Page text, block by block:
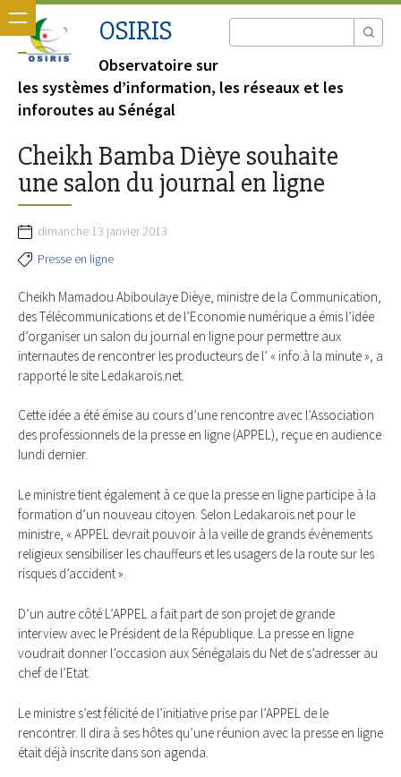
OSIRIS
Observatoire sur
les systèmes d’information, les réseaux et les
inforoutes au Sénégal
Cheikh Bamba Dièye souhaite
une salon du journal en ligne
dimanche 13 janvier 2013
Presse en ligne
Cheikh Mamadou Abiboulaye Dièye, ministre de la Communication,
des Télécommunications et de l’Economie numérique a émis l’idée
d’organiser un salon du journal en ligne pour permettre aux
internautes de rencontrer les producteurs de l’ « info à la minute », a
rapporté le site Ledakarois.net.
Cette idée a été émise au cours d’une rencontre avec l’Association
des professionnels de la presse en ligne (APPEL), reçue en audience
lundi dernier.
Le ministre tient également à ce que la presse en ligne participe à la
formation d’un nouveau citoyen. Selon Ledakarois.net pour le
ministre, « APPEL devrait pouvoir à la veille de grands évènements
religieux sensibiliser les chauffeurs et les usagers de la route sur les
risques d’accident ».
D’un autre côté L’APPEL a fait part de son projet de grande
interview avec le Président de la République. La presse en ligne
voudrait donner l’occasion aux Sénégalais du Net de s’adresser au
chef de l’Etat.
Le ministre s’est félicité de l’initiative prise par l’APPEL de le
rencontrer. Il dira à ses hôtes qu’une réunion avec la presse en ligne
était déjà inscrite dans son agenda.